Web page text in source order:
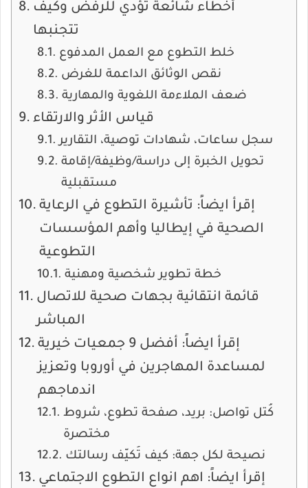
أخطاء شائعة تؤدي للرفض وكيف
تتجنبها
خلط التطوع مع العمل المدفوع
نقص الوثائق الداعمة للغرض
ضعف الملاءمة اللغوية والمهارية
قياس الأثر والارتقاء
سجل ساعات، شهادات توصية، التقارير
تحويل الخبرة إلى دراسة/وظيفة/إقامة
مستقبلية
إقرأ ايضاً: تأشيرة التطوع في الرعاية
الصحية في إيطاليا وأهم المؤسسات
التطوعية
خطة تطوير شخصية ومهنية
قائمة انتقائية بجهات صحية للاتصال
المباشر
إقرأ ايضاً: أفضل 9 جمعيات خيرية
لمساعدة المهاجرين في أوروبا وتعزيز
اندماجهم
كُتل تواصل: بريد، صفحة تطوع، شروط
مختصرة
نصيحة لكل جهة: كيف تُكيّف رسالتك
إقرأ ايضاً: اهم انواع التطوع الاجتماعي